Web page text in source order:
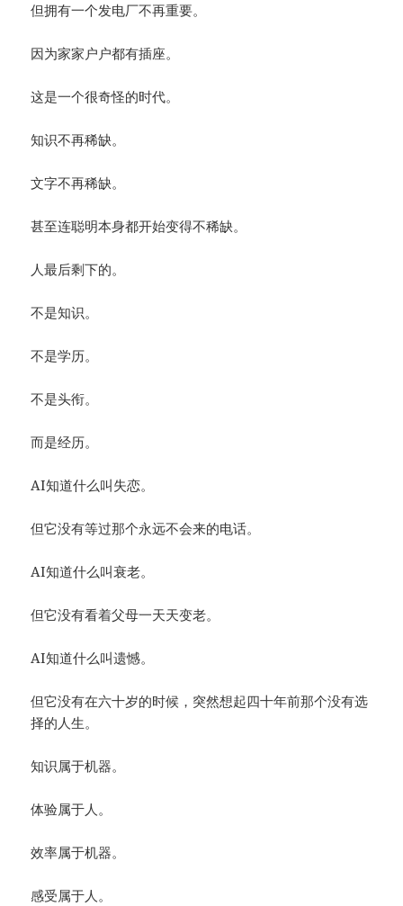
但拥有一个发电厂不再重要。
因为家家户户都有插座。
这是一个很奇怪的时代。
知识不再稀缺。
文字不再稀缺。
甚至连聪明本身都开始变得不稀缺。
人最后剩下的。
不是知识。
不是学历。
不是头衔。
而是经历。
AI知道什么叫失恋。
但它没有等过那个永远不会来的电话。
AI知道什么叫衰老。
但它没有看着父母一天天变老。
AI知道什么叫遗憾。
但它没有在六十岁的时候，突然想起四十年前那个没有选
择的人生。
知识属于机器。
体验属于人。
效率属于机器。
感受属于人。